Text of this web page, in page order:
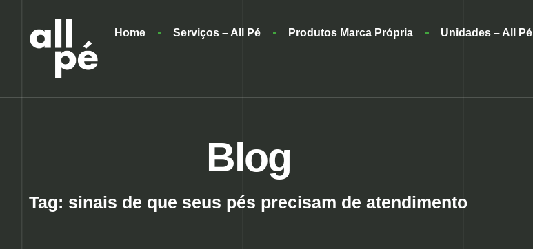
Home Serviços – All Pé Produtos Marca Própria Unidades – All Pé
Blog
Tag: sinais de que seus pés precisam de atendimento